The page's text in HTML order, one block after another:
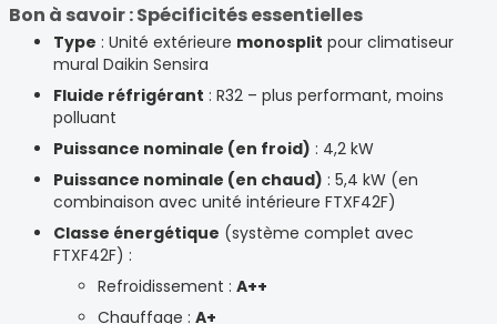
Bon à savoir : Spécificités essentielles
Type : Unité extérieure monosplit pour climatiseur
mural Daikin Sensira
Fluide réfrigérant : R32 – plus performant, moins
polluant
Puissance nominale (en froid) : 4,2 kW
Puissance nominale (en chaud) : 5,4 kW (en
combinaison avec unité intérieure FTXF42F)
Classe énergétique (système complet avec
FTXF42F) :
Refroidissement : A++
Chauffage : A+